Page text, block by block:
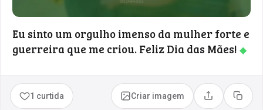
Eu sinto um orgulho imenso da mulher forte e
guerreira que me criou. Feliz Dia das Mães! ◆
1 curtida Criar imagem Compartilhar
Copiar